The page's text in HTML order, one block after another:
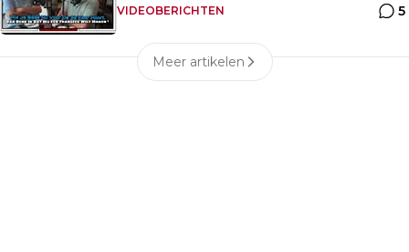
VIDEOBERICHTEN 5
Meer artikelen